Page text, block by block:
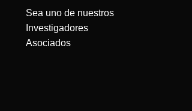
Sea uno de nuestros
Investigadores
Asociados